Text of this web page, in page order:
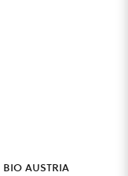
bio austria